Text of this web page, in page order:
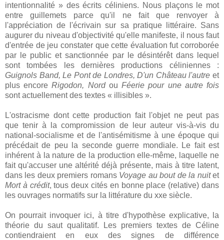
intentionnalité » des écrits céliniens. Nous plaçons le mot
entre guillemets parce qu'il ne fait que renvoyer à
l'appréciation de l'écrivain sur sa pratique littéraire. Sans
augurer du niveau d'objectivité qu'elle manifeste, il nous faut
d'entrée de jeu constater que cette évaluation fut corroborée
par le public et sanctionnée par le désintérêt dans lequel
sont tombées les dernières productions céliniennes :
Guignols Band, Le Pont de Londres, D'un Château l'autre et
plus encoreRigodon, NordouFéerie pour une autre fois
sont actuellement des textes « illisibles ».
L'ostracisme dont cette production fait l'objet ne peut pas
que tenir à la compromission de leur auteur vis-à-vis du
national-socialisme et de l'antisémitisme à une époque qui
précédait de peu la seconde guerre mondiale. Le fait est
inhérent à la nature de la production elle-même, laquelle ne
fait qu'accuser une altérité déjà présente, mais à titre latent,
dans les deux premiers romans Voyage au bout de la nuitet
Mort à crédit, tous deux cités en bonne place (relative) dans
les ouvrages normatifs sur la littérature du xxe siècle.
On pourrait invoquer ici, à titre d'hypothèse explicative, la
théorie du saut qualitatif. Les premiers textes de Céline
contiendraient en eux des signes de différence